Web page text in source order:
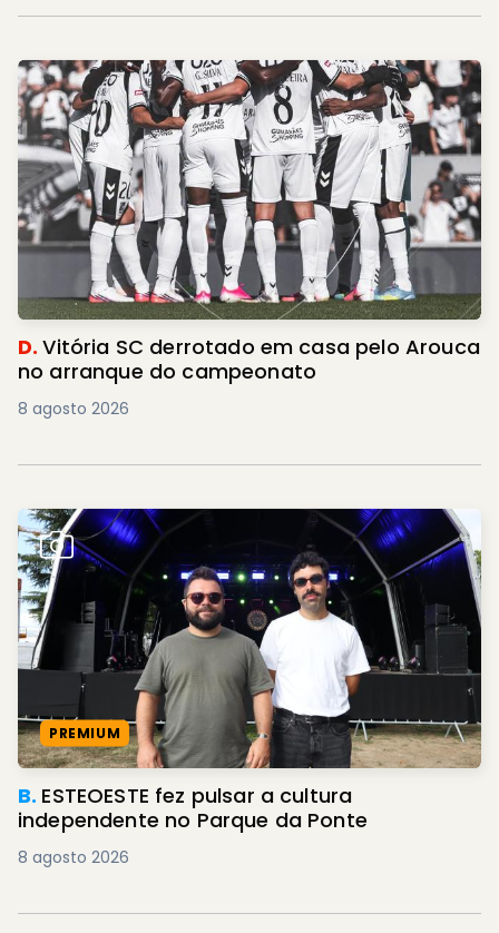
D.Vitória SC derrotado em casa pelo Arouca
no arranque do campeonato
8 agosto 2026
PREMIUM
B. ESTEOESTE fez pulsar a cultura
independente no Parque da Ponte
8 agosto 2026